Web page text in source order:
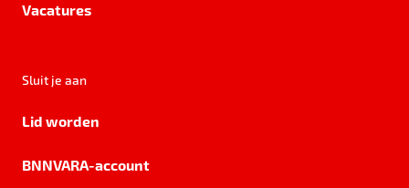
Vacatures
Sluit je aan
Lid worden
BNNVARA-account